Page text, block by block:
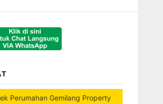
Perumahan Gemilang Property